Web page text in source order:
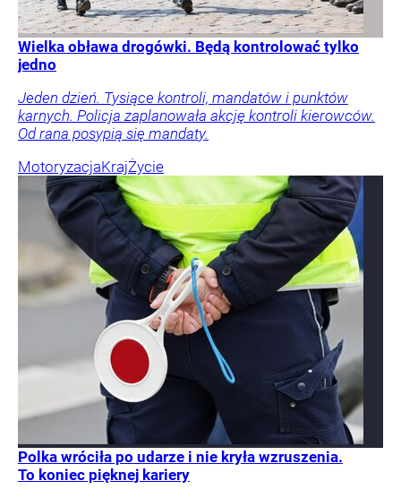
Wielka obława drogówki. Będą kontrolować tylko
jedno
Jeden dzień. Tysiące kontroli, mandatów i punktów
karnych. Policja zaplanowała akcję kontroli kierowców.
Od rana posypią się mandaty.
MotoryzacjaKrajŻycie
Polka wróciła po udarze i nie kryła wzruszenia.
To koniec pięknej kariery